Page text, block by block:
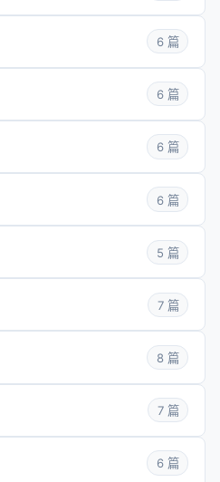
6 篇
6 篇
6 篇
6 篇
5 篇
7 篇
8 篇
7 篇
6 篇